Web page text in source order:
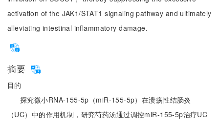
activation of the JAK1/STAT1 signaling pathway and ultimately
alleviating intestinal inflammatory damage.
摘要
目的
探究微小RNA-155-5p（miR-155-5p）在溃疡性结肠炎
（UC）中的作用机制，研究芍药汤通过调控miR-155-5p治疗UC